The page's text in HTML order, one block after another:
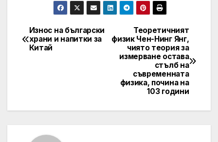
Навигация
Теоретичният
физик Чен-Нинг Янг,
чиято теория за
измерване остава
стълб на
съвременната
физика, почина на
103 години
Износ на български
храни и напитки за
Китай